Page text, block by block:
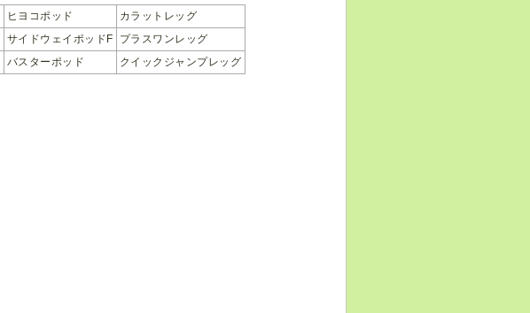
ヒヨコポッド
カラットレッグ
サイドウェイポッドF
プラスワンレッグ
バスターポッド クイックジャンプレッグ